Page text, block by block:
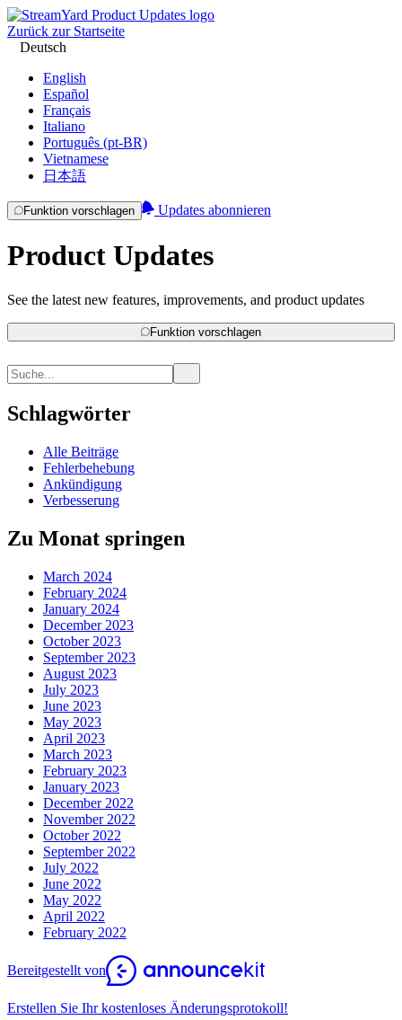
Zurück zur Startseite
Deutsch
English
Español
Français
Italiano
Português (pt-BR)
Vietnamese
日本語
Funktion vorschlagen Updates abonnieren
Product Updates
See the latest new features, improvements, and product updates
Funktion vorschlagen
Schlagwörter
Alle Beiträge
Fehlerbehebung
Ankündigung
Verbesserung
Zu Monat springen
March 2024
February 2024
January 2024
December 2023
October 2023
September 2023
August 2023
July 2023
June 2023
May 2023
April 2023
March 2023
February 2023
January 2023
December 2022
November 2022
October 2022
September 2022
July 2022
June 2022
May 2022
April 2022
February 2022
Bereitgestellt von
Erstellen Sie Ihr kostenloses Änderungsprotokoll!